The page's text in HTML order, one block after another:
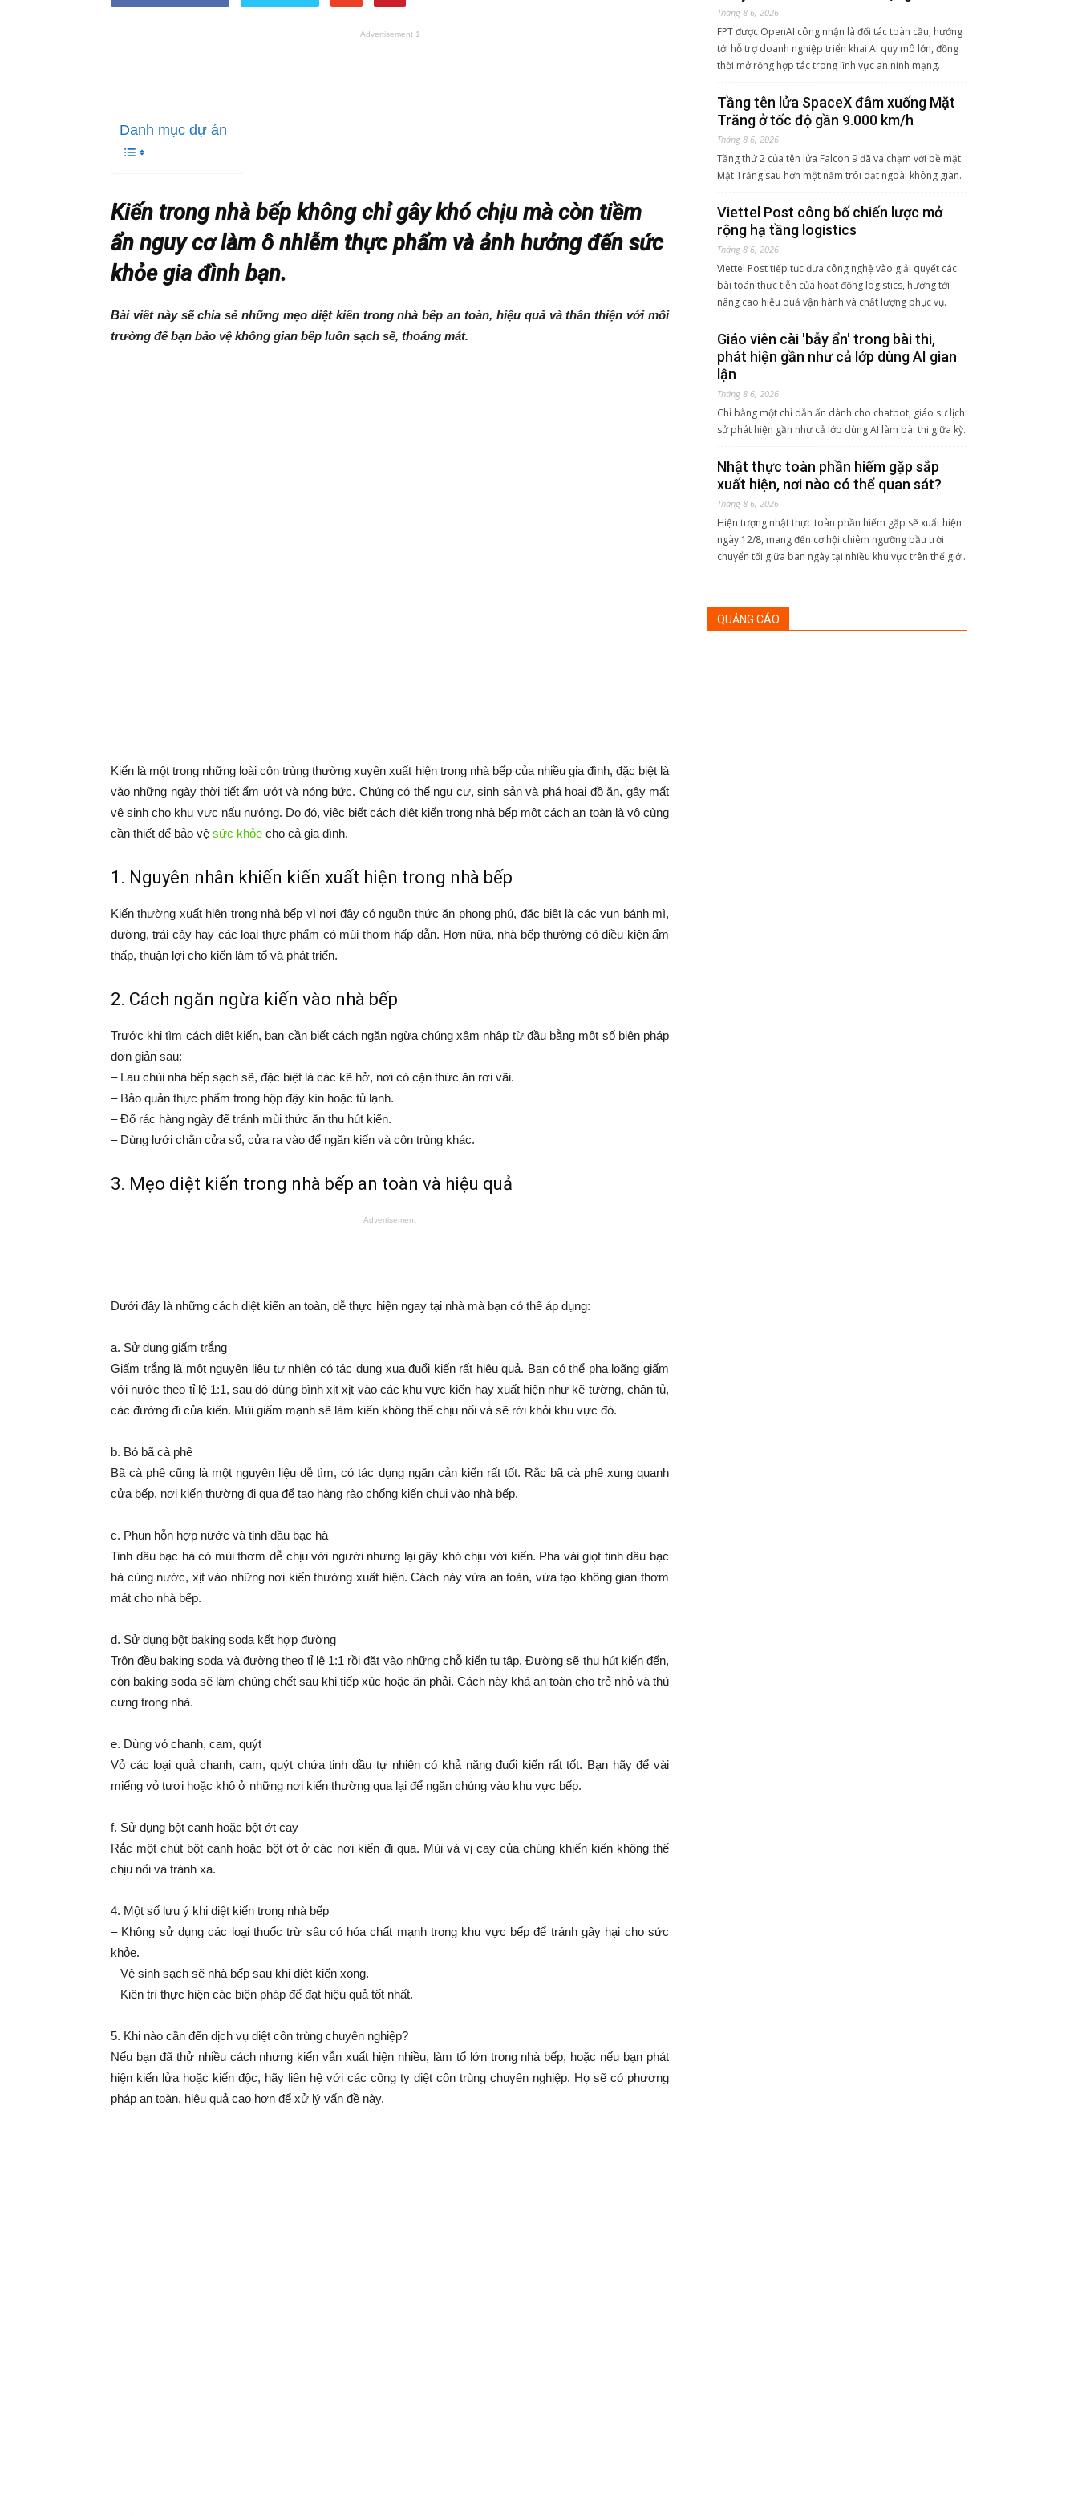
Advertisement 1
Danh mục dự án
Kiến trong nhà bếp không chỉ gây khó chịu mà còn tiềm
ẩn nguy cơ làm ô nhiễm thực phẩm và ảnh hưởng đến sức
khỏe gia đình bạn.
Bài viết này sẽ chia sẻ những mẹo diệt kiến trong nhà bếp an toàn, hiệu quả và thân thiện với môi
trường để bạn bảo vệ không gian bếp luôn sạch sẽ, thoáng mát.
Kiến là một trong những loài côn trùng thường xuyên xuất hiện trong nhà bếp của nhiều gia đình, đặc biệt là
vào những ngày thời tiết ẩm ướt và nóng bức. Chúng có thể ngụ cư, sinh sản và phá hoại đồ ăn, gây mất
vệ sinh cho khu vực nấu nướng. Do đó, việc biết cách diệt kiến trong nhà bếp một cách an toàn là vô cùng
cần thiết để bảo vệ sức khỏe cho cả gia đình.
1. Nguyên nhân khiến kiến xuất hiện trong nhà bếp
Kiến thường xuất hiện trong nhà bếp vì nơi đây có nguồn thức ăn phong phú, đặc biệt là các vụn bánh mì,
đường, trái cây hay các loại thực phẩm có mùi thơm hấp dẫn. Hơn nữa, nhà bếp thường có điều kiện ẩm
thấp, thuận lợi cho kiến làm tổ và phát triển.
2. Cách ngăn ngừa kiến vào nhà bếp
Trước khi tìm cách diệt kiến, bạn cần biết cách ngăn ngừa chúng xâm nhập từ đầu bằng một số biện pháp
đơn giản sau:
– Lau chùi nhà bếp sạch sẽ, đặc biệt là các kẽ hở, nơi có cặn thức ăn rơi vãi.
– Bảo quản thực phẩm trong hộp đậy kín hoặc tủ lạnh.
– Đổ rác hàng ngày để tránh mùi thức ăn thu hút kiến.
– Dùng lưới chắn cửa sổ, cửa ra vào để ngăn kiến và côn trùng khác.
3. Mẹo diệt kiến trong nhà bếp an toàn và hiệu quả
Advertisement
Dưới đây là những cách diệt kiến an toàn, dễ thực hiện ngay tại nhà mà bạn có thể áp dụng:
a. Sử dụng giấm trắng
Giấm trắng là một nguyên liệu tự nhiên có tác dụng xua đuổi kiến rất hiệu quả. Bạn có thể pha loãng giấm
với nước theo tỉ lệ 1:1, sau đó dùng bình xịt xịt vào các khu vực kiến hay xuất hiện như kẽ tường, chân tủ,
các đường đi của kiến. Mùi giấm mạnh sẽ làm kiến không thể chịu nổi và sẽ rời khỏi khu vực đó.
b. Bỏ bã cà phê
Bã cà phê cũng là một nguyên liệu dễ tìm, có tác dụng ngăn cản kiến rất tốt. Rắc bã cà phê xung quanh
cửa bếp, nơi kiến thường đi qua để tạo hàng rào chống kiến chui vào nhà bếp.
c. Phun hỗn hợp nước và tinh dầu bạc hà
Tinh dầu bạc hà có mùi thơm dễ chịu với người nhưng lại gây khó chịu với kiến. Pha vài giọt tinh dầu bạc
hà cùng nước, xịt vào những nơi kiến thường xuất hiện. Cách này vừa an toàn, vừa tạo không gian thơm
mát cho nhà bếp.
d. Sử dụng bột baking soda kết hợp đường
Trộn đều baking soda và đường theo tỉ lệ 1:1 rồi đặt vào những chỗ kiến tụ tập. Đường sẽ thu hút kiến đến,
còn baking soda sẽ làm chúng chết sau khi tiếp xúc hoặc ăn phải. Cách này khá an toàn cho trẻ nhỏ và thú
cưng trong nhà.
e. Dùng vỏ chanh, cam, quýt
Vỏ các loại quả chanh, cam, quýt chứa tinh dầu tự nhiên có khả năng đuổi kiến rất tốt. Bạn hãy để vài
miếng vỏ tươi hoặc khô ở những nơi kiến thường qua lại để ngăn chúng vào khu vực bếp.
f. Sử dụng bột canh hoặc bột ớt cay
Rắc một chút bột canh hoặc bột ớt ở các nơi kiến đi qua. Mùi và vị cay của chúng khiến kiến không thể
chịu nổi và tránh xa.
4. Một số lưu ý khi diệt kiến trong nhà bếp
– Không sử dụng các loại thuốc trừ sâu có hóa chất mạnh trong khu vực bếp để tránh gây hại cho sức
khỏe.
– Vệ sinh sạch sẽ nhà bếp sau khi diệt kiến xong.
– Kiên trì thực hiện các biện pháp để đạt hiệu quả tốt nhất.
5. Khi nào cần đến dịch vụ diệt côn trùng chuyên nghiệp?
Nếu bạn đã thử nhiều cách nhưng kiến vẫn xuất hiện nhiều, làm tổ lớn trong nhà bếp, hoặc nếu bạn phát
hiện kiến lửa hoặc kiến độc, hãy liên hệ với các công ty diệt côn trùng chuyên nghiệp. Họ sẽ có phương
pháp an toàn, hiệu quả cao hơn để xử lý vấn đề này.
Tháng 8 6, 2026
FPT được OpenAI công nhận là đối tác toàn cầu, hướng
tới hỗ trợ doanh nghiệp triển khai AI quy mô lớn, đồng
thời mở rộng hợp tác trong lĩnh vực an ninh mạng.
Tầng tên lửa SpaceX đâm xuống Mặt
Trăng ở tốc độ gần 9.000 km/h
Tháng 8 6, 2026
Tầng thứ 2 của tên lửa Falcon 9 đã va chạm với bề mặt
Mặt Trăng sau hơn một năm trôi dạt ngoài không gian.
Viettel Post công bố chiến lược mở
rộng hạ tầng logistics
Tháng 8 6, 2026
Viettel Post tiếp tục đưa công nghệ vào giải quyết các
bài toán thực tiễn của hoạt động logistics, hướng tới
nâng cao hiệu quả vận hành và chất lượng phục vụ.
Giáo viên cài 'bẫy ẩn' trong bài thi,
phát hiện gần như cả lớp dùng AI gian
lận
Tháng 8 6, 2026
Chỉ bằng một chỉ dẫn ẩn dành cho chatbot, giáo sư lịch
sử phát hiện gần như cả lớp dùng AI làm bài thi giữa kỳ.
Nhật thực toàn phần hiếm gặp sắp
xuất hiện, nơi nào có thể quan sát?
Tháng 8 6, 2026
Hiện tượng nhật thực toàn phần hiếm gặp sẽ xuất hiện
ngày 12/8, mang đến cơ hội chiêm ngưỡng bầu trời
chuyển tối giữa ban ngày tại nhiều khu vực trên thế giới.
QUẢNG CÁO